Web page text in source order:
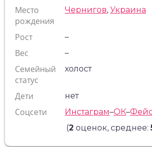
Место
рождения
Чернигов, Украина
Рост –
Вес –
Семейный
статус
холост
Дети нет
Соцсети Инстаграм–ОК–
(2 оценок, среднее: